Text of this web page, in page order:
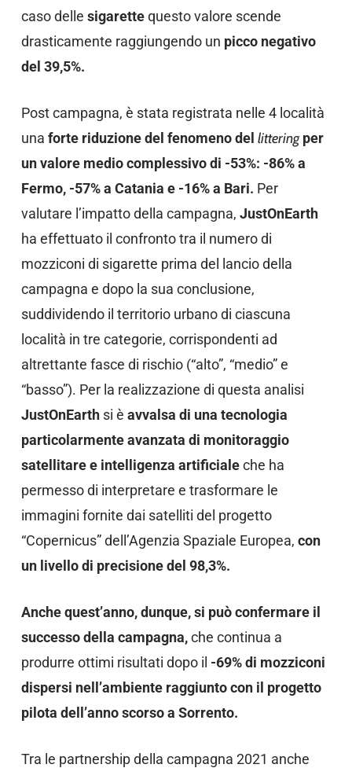
caso delle sigarettequesto valore scende
drasticamente raggiungendo un picco negativo
del 39,5%.
Post campagna, è stata registrata nelle 4 località
una forte riduzione del fenomeno del litteringper
un valore medio complessivo di -53%: -86% a
Fermo, -57% a Catania e -16% a Bari. Per
valutare l’impatto della campagna, JustOnEarth
ha effettuato il confronto tra il numero di
mozziconi di sigarette prima del lancio della
campagna e dopo la sua conclusione,
suddividendo il territorio urbano di ciascuna
località in tre categorie, corrispondenti ad
altrettante fasce di rischio (“alto”, “medio” e
“basso”). Per la realizzazione di questa analisi
JustOnEarthsi è avvalsa di una tecnologia
particolarmente avanzata di monitoraggio
satellitare e intelligenza artificialeche ha
permesso di interpretare e trasformare le
immagini fornite dai satelliti del progetto
“Copernicus” dell’Agenzia Spaziale Europea, con
un livello di precisione del 98,3%.
Anche quest’anno, dunque, si può confermare il
successo della campagna,che continua a
produrre ottimi risultati dopo il -69% di mozziconi
dispersi nell’ambiente raggiunto con il progetto
pilota dell’anno scorso a Sorrento.
Tra le partnership della campagna 2021 anche